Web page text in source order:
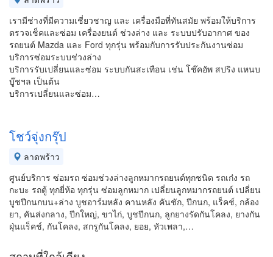
เรามีช่างที่มีความเชี่ยวชาญ และ เครื่องมือที่ทันสมัย พร้อมให้บริการ
ตรวจเช็คและซ่อม เครื่องยนต์ ช่วงล่าง และ ระบบปรับอากาศ ของ
รถยนต์ Mazda และ Ford ทุกรุ่น พร้อมกับการรับประกันงานซ่อม
บริการซ่อมระบบช่วงล่าง
บริการรับเปลี่ยนและซ่อม ระบบกันสะเทือน เช่น โช๊คอัพ สปริง แหนบ
บู๊ชฯล เป็นต้น
บริการเปลี่ยนและซ่อม…
โชว์จุ่งกรุ๊ป
ลาดพร้าว
ศูนย์บริการ ซ่อมรถ ซ่อมช่วงล่างลูกหมากรถยนต์ทุกชนิด รถเก๋ง รถ
กะบะ รถตู้ ทุกยี่ห้อ ทุกรุ่น ซ่อมลูกหมาก เปลี่ยนลูกหมากรถยนต์ เปลี่ยน
บูชปีกนกบน+ล่าง บูชอาร์มหลัง คานหลัง คันชัก, ปีกนก, แร็คช์, กล้อง
ยา, คันส่งกลาง, ปีกใหญ่, ขาไก่, บูชปีกนก, ลูกยางรัดกันโคลง, ยางกัน
ฝุ่นแร็คช์, กันโคลง, สกรูกันโคลง, ยอย, หัวเพลา,…